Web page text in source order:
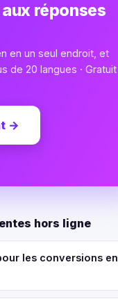
réponses
en un seul endroit, et
de 20 langues · Gratuit
→
hors ligne
les conversions en